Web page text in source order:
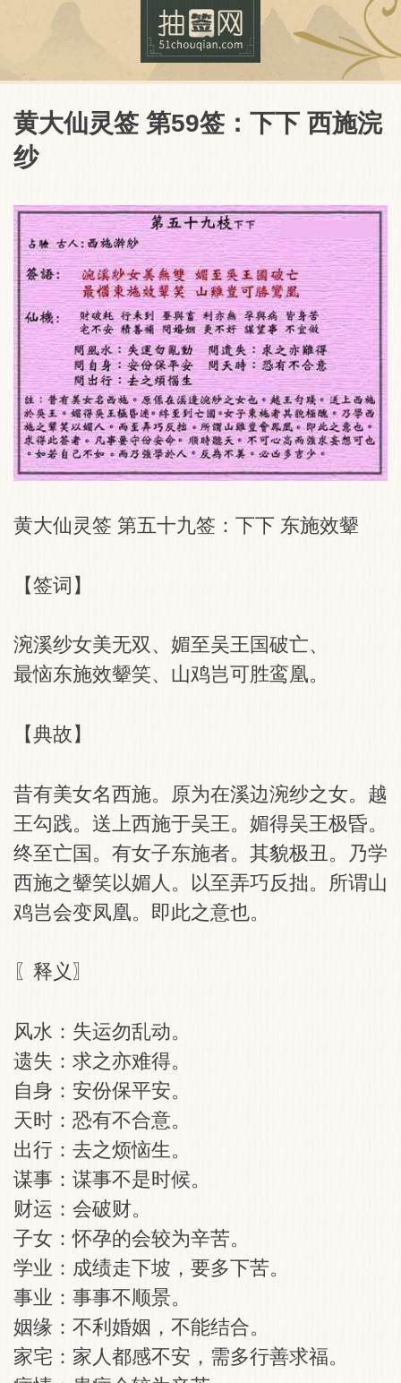
抽签网
黄大仙灵签 第59签：下下 西施浣
纱
黄大仙灵签 第五十九签：下下 东施效颦
【签词】
涴溪纱女美无双、媚至吴王国破亡、
最恼东施效颦笑、山鸡岂可胜鸾凰。
【典故】
昔有美女名西施。原为在溪边涴纱之女。越
王勾践。送上西施于吴王。媚得吴王极昏。
终至亡国。有女子东施者。其貌极丑。乃学
西施之颦笑以媚人。以至弄巧反拙。所谓山
鸡岂会变凤凰。即此之意也。
〖释义〗
风水：失运勿乱动。
遗失：求之亦难得。
自身：安份保平安。
天时：恐有不合意。
出行：去之烦恼生。
谋事：谋事不是时候。
财运：会破财。
子女：怀孕的会较为辛苦。
学业：成绩走下坡，要多下苦。
事业：事事不顺景。
姻缘：不利婚姻，不能结合。
家宅：家人都感不安，需多行善求福。